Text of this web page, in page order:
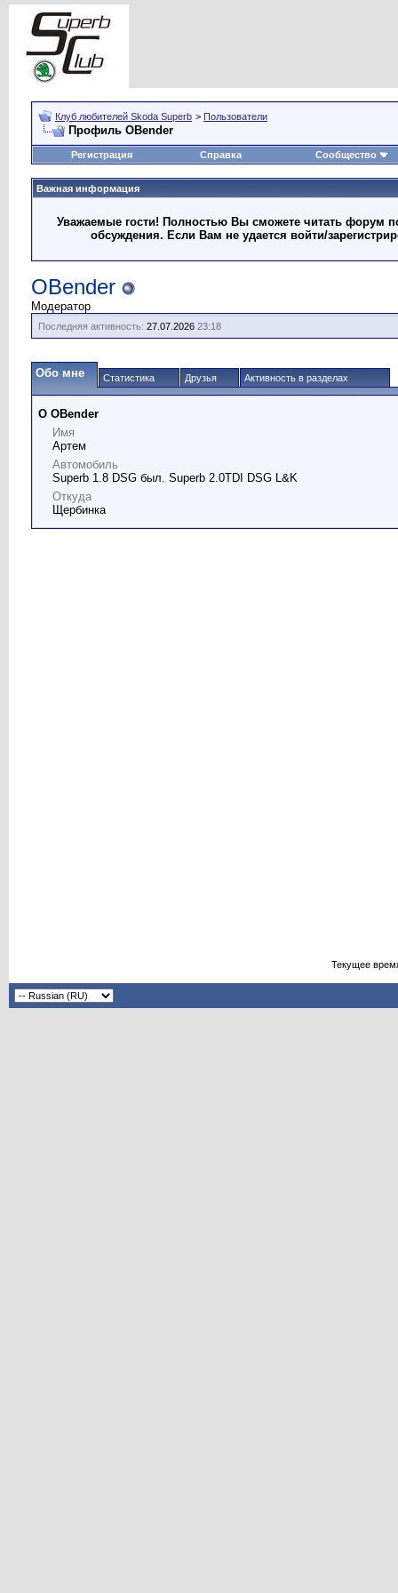
Клуб любителей Skoda Superb > Пользователи
Профиль OBender
Регистрация Справка Сообщество
Важная информация
Уважаемые гости! Полностью Вы сможете читать форум
обсуждения. Если Вам не удается войти/
OBender
Модератор
Последняя активность: 27.07.2026 23:18
Обо мне Статистика Друзья Активность в разделах
О OBender
Имя
Артем
Автомобиль
Superb 1.8 DSG был. Superb 2.0TDI DSG L&K
Откуда
Щербинка
Текущее